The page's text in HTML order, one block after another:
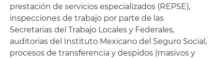
prestación de servicios especializados (REPSE),
inspecciones de trabajo por parte de las
Secretarias del Trabajo Locales y Federales,
auditorias del Instituto Mexicano del Seguro Social,
procesos de transferencia y despidos (masivos y